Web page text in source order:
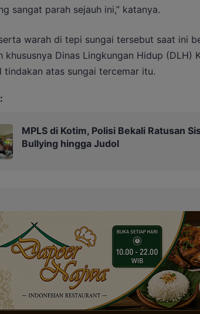
sangat parah sejauh ini,” katanya.
warah di tepi sungai tersebut saat ini
khususnya Dinas Lingkungan Hidup (DLH)
tindakan atas sungai tercemar itu.
MPLS di Kotim, Polisi Bekali Ratusan
Bullying hingga Judol